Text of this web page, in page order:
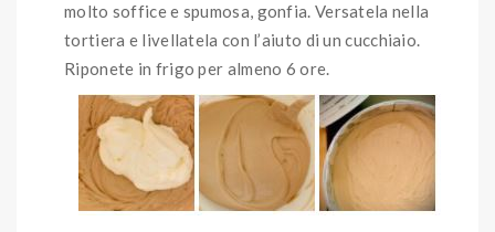
molto soffice e spumosa, gonfia. Versatela nella
tortiera e livellatela con l’aiuto di un cucchiaio.
Riponete in frigo per almeno 6 ore.